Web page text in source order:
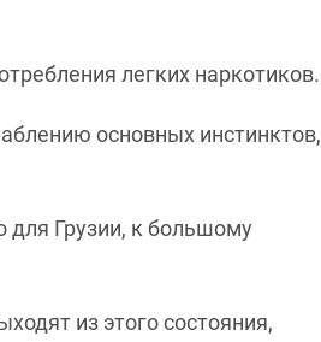
легких наркотиков.
основных инстинктов,
для Грузии, к большому
из этого состояния,